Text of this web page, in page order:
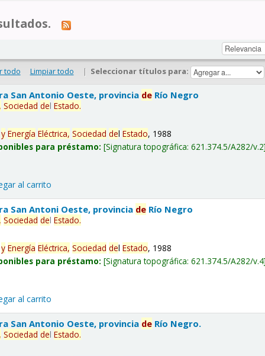
todo Limpiar todo | Seleccionar títulos para:
San Antonio Oeste, provincia de Río Negro
Sociedad delEstado.
y Energía Eléctrica, Sociedad delEstado, 1988
para préstamo: Signatura topográfica:621.374.5/A282/v.2
al carrito
San Antoni Oeste, provincia de Río Negro
Sociedad delEstado.
y Energía Eléctrica, Sociedad delEstado, 1988
para préstamo: Signatura topográfica:621.374.5/A282/v.4
al carrito
San Antonio Oeste, provincia de Río Negro.
Sociedad delEstado.